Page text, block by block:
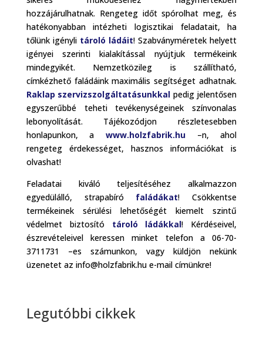
hozzájárulhatnak. Rengeteg időt spórolhat meg, és
hatékonyabban intézheti logisztikai feladatait, ha
tőlünk igényli tároló ládáit! Szabványméretek helyett
igényei szerinti kialakítással nyújtjuk termékeink
mindegyikét. Nemzetközileg is szállítható,
címkézhető faládáink maximális segítséget adhatnak.
Raklap szervizszolgáltatásunkkal pedig jelentősen
egyszerűbbé teheti tevékenységeinek színvonalas
lebonyolítását. Tájékozódjon részletesebben
honlapunkon, a www.holzfabrik.hu –n, ahol
rengeteg érdekességet, hasznos információkat is
olvashat!
Feladatai kiváló teljesítéséhez alkalmazzon
egyedülálló, strapabíró faládákat! Csökkentse
termékeinek sérülési lehetőségét kiemelt szintű
védelmet biztosító tároló ládákkal! Kérdéseivel,
észrevételeivel keressen minket telefon a 06-70-
3711731 –es számunkon, vagy küldjön nekünk
üzenetet az info@holzfabrik.hu e-mail címünkre!
Legutóbbi cikkek